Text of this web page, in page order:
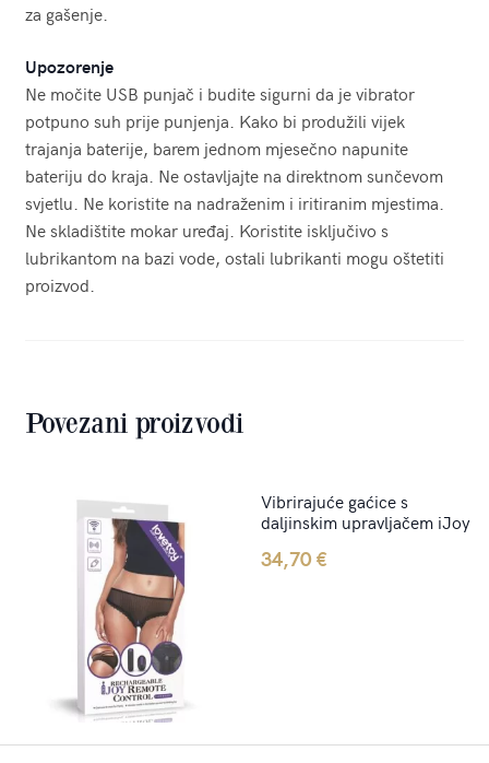
za gašenje.
Upozorenje
Ne močite USB punjač i budite sigurni da je vibrator
potpuno suh prije punjenja. Kako bi produžili vijek
trajanja baterije, barem jednom mjesečno napunite
bateriju do kraja. Ne ostavljajte na direktnom sunčevom
svjetlu. Ne koristite na nadraženim i iritiranim mjestima.
Ne skladištite mokar uređaj. Koristite isključivo s
lubrikantom na bazi vode, ostali lubrikanti mogu oštetiti
proizvod.
Povezani proizvodi
Vibrirajuće gaćice s
daljinskim upravljačem iJoy
34,70€